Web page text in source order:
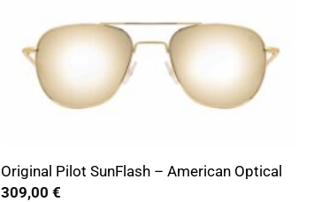
Original Pilot SunFlash – American Optical
309,00 €